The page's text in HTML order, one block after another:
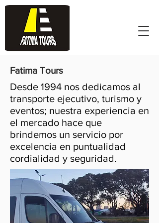
Fatima Tours
Desde 1994 nos dedicamos al
transporte ejecutivo, turismo y
eventos; nuestra experiencia en
el mercado hace que
brindemos un servicio por
excelencia en puntualidad
cordialidad y seguridad.